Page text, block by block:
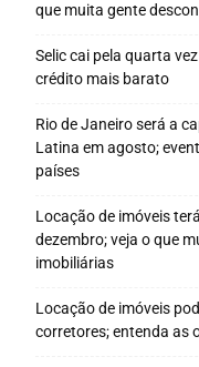
que muita gente
Selic cai pela quarta
crédito mais barato
Rio de Janeiro será a
Latina em agosto;
países
Locação de imóveis
dezembro; veja o que
imobiliárias
Locação de imóveis
corretores; entenda as